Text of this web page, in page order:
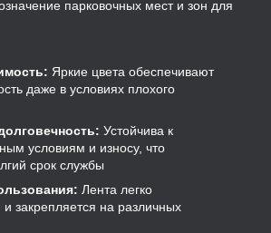
парковочных мест и зон для
Яркие цвета обеспечивают
даже в условиях плохого
Устойчива к
условиям и износу, что
срок службы
Лента легко
и закрепляется на различных